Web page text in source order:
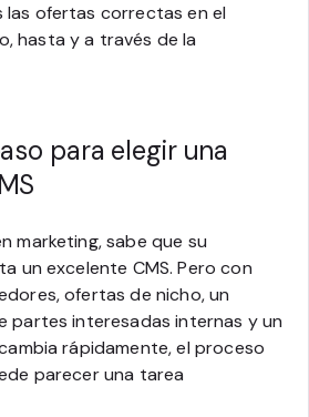
las ofertas correctas en el
hasta y a través de la
para elegir una
marketing, sabe que su
un excelente CMS. Pero con
ofertas de nicho, un
partes interesadas internas y un
rápidamente, el proceso
parecer una tarea